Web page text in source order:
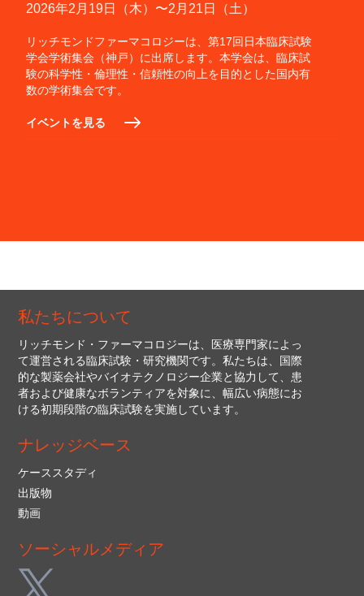
2026年2月19日（木）〜2月21日（土）
リッチモンドファーマコロジーは、第17回日本臨床試験
学会学術集会（神戸）に出席します。本学会は、臨床試
験の科学性・倫理性・信頼性の向上を目的とした国内有
数の学術集会です。
イベントを見る
私たちについて
リッチモンド・ファーマコロジーは、医療専門家によっ
て運営される臨床試験・研究機関です。私たちは、国際
的な製薬会社やバイオテクノロジー企業と協力して、患
者および健康なボランティアを対象に、幅広い病態にお
ける初期段階の臨床試験を実施しています。
ナレッジベース
ケーススタディ
出版物
動画
ソーシャルメディア